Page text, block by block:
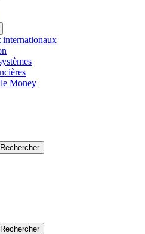
internationaux
Money
Rechercher
Rechercher